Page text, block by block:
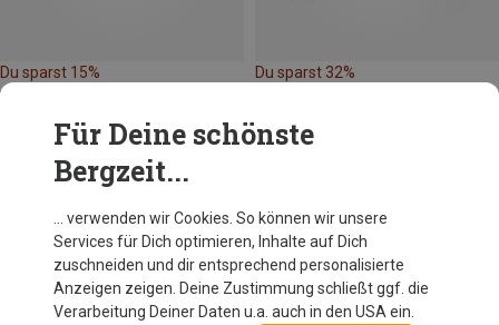
Du sparst 15% Du sparst 32%
Andere Kunden kauften auch
Für Deine schönste
Bergzeit...
… verwenden wir Cookies. So können wir unsere
Services für Dich optimieren, Inhalte auf Dich
zuschneiden und dir entsprechend personalisierte
Anzeigen zeigen. Deine Zustimmung schließt ggf. die
Verarbeitung Deiner Daten u.a. auch in den USA ein.